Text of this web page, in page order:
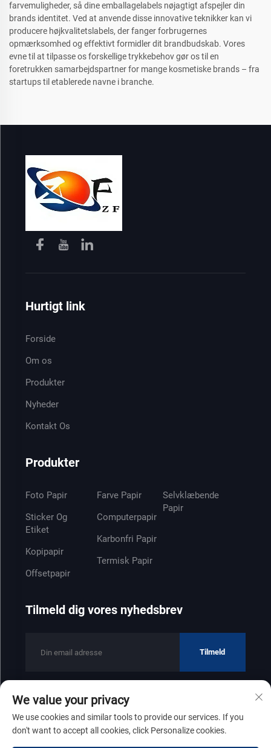
farvemuligheder, så dine emballagelabels nøjagtigt afspejler din
brands identitet. Ved at anvende disse innovative teknikker kan vi
producere højkvalitetslabels, der fanger forbrugernes
opmærksomhed og effektivt formidler dit brandbudskab. Vores
evne til at tilpasse os forskellige trykkebehov gør os til en
foretrukken samarbejdspartner for mange kosmetiske brands – fra
startups til etablerede navne i branche.
Hurtigt link
Forside
Om os
Produkter
Nyheder
Kontakt Os
Produkter
Foto Papir
Sticker Og
Etiket
Kopipapir
Offsetpapir
Farve Papir
Computerpapir
Karbonfri Papir
Termisk Papir
Selvklæbende
Papir
Tilmeld dig vores nyhedsbrev
Tilmeld
Copyright © 2025 af Shandong Zhenfeng Paper Industry Co., Ltd
Privatlivspolitik
We value your privacy
We use cookies and similar tools to provide our services. If you
don't want to accept all cookies, click Personalize cookies.